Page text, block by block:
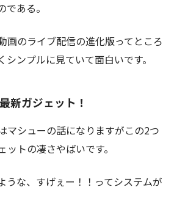
ある。
のライブ配信の進化版ってところ
ンプルに見ていて面白いです。
新ガジェット！
マシューの話になりますがこの2つ
トの凄さやばいです。
うな、すげぇー！！ってシステムが